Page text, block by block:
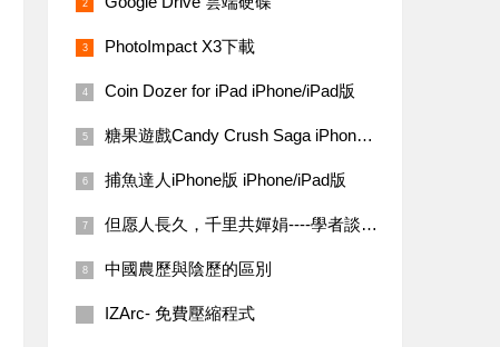
PhotoImpact X3下載
Coin Dozer for iPad iPhone/iPad版
糖果遊戲Candy Crush Saga iPhone/iPad 版
捕魚達人iPhone版 iPhone/iPad版
但愿人長久，千里共嬋娟----學者談中秋文化蘊涵
中國農歷與陰歷的區別
IZArc- 免費壓縮程式